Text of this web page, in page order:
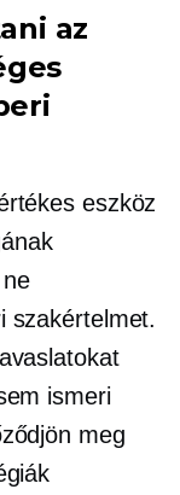
az
eszköz
szakértelmet.
ismeri
meg